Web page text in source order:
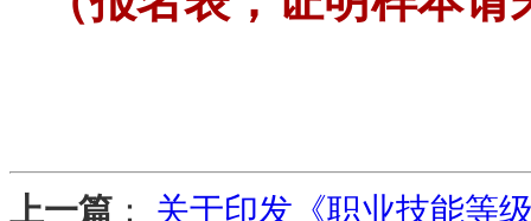
上一篇 ： 关于印发《职业技能等